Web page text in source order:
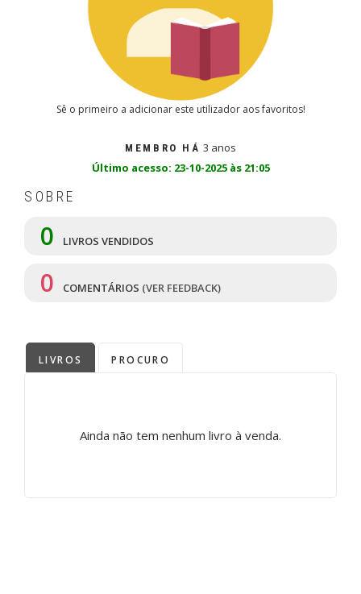
Sê o primeiro a adicionar este utilizador aos favoritos!
MEMBRO HÁ 3 anos
Último acesso: 23-10-2025 às 21:05
SOBRE
0 LIVROS VENDIDOS
0 COMENTÁRIOS (VER FEEDBACK)
LIVROS PROCURO
Ainda não tem nenhum livro à venda.